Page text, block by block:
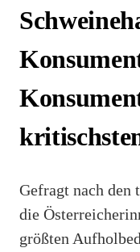
Gefragt nach den
die
größten